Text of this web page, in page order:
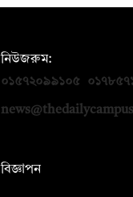
নিউজরুম:
০১৫৭২০৯৯১০৫
বিজ্ঞাপন